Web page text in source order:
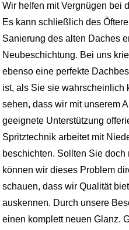
Wir helfen mit Vergnügen bei
Es kann schließlich des
Sanierung des alten Daches
Neubeschichtung. Bei uns
ebenso eine perfekte
ist, als Sie sie wahrscheinlich
sehen, dass wir mit unserem
geeignete Unterstützung
Spritztechnik arbeitet mit
beschichten. Sollten Sie
können wir dieses Problem
schauen, dass wir Qualität
auskennen. Durch unsere
einen komplett neuen Glanz.